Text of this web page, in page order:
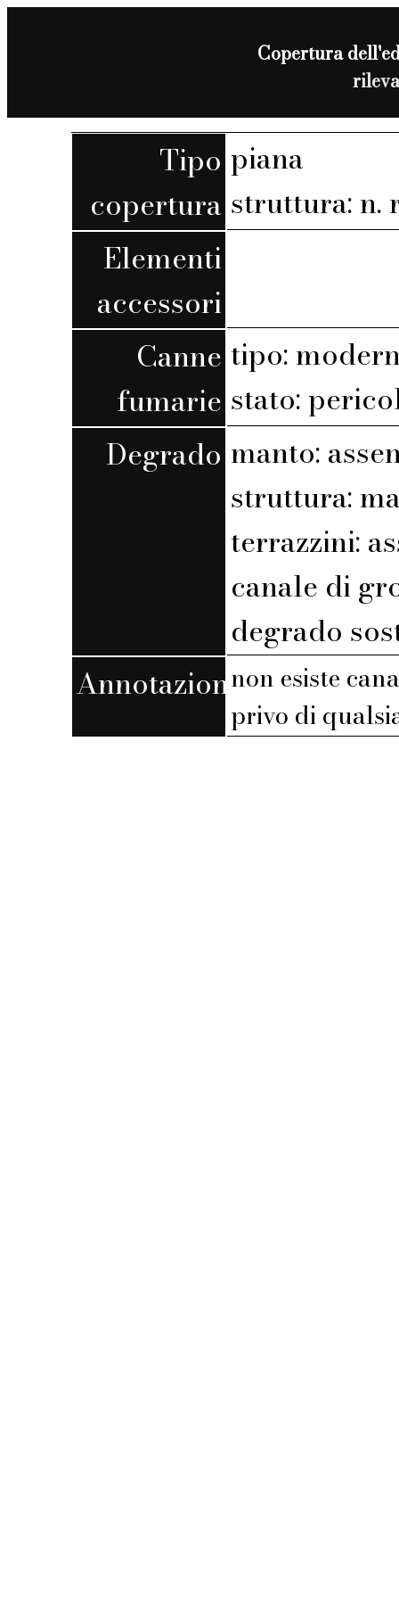
Copertura
Tipo
copertura
piana
struttura: n.
Elementi
accessori
Canne
fumarie
tipo:
stato:
Degrado manto:
struttura:
terrazzini:
canale di
degrado
Annotazioninon esiste
privo di